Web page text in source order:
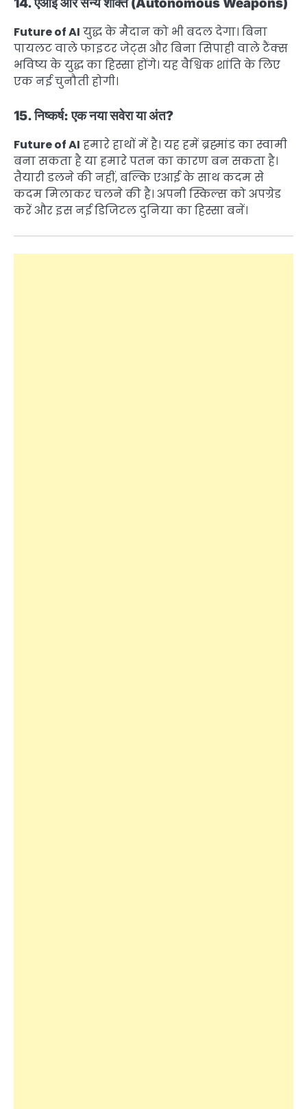
Future of AI युद्ध के मैदान को भी बदल देगा। बिना
पायलट वाले फाइटर जेट्स और बिना सिपाही वाले टैंक्स
भविष्य के युद्ध का हिस्सा होंगे। यह वैश्विक शांति के लिए
एक नई चुनौती होगी।
15. निष्कर्ष: एक नया सवेरा या अंत?
Future of AI हमारे हाथों में है। यह हमें ब्रह्मांड का स्वामी
बना सकता है या हमारे पतन का कारण बन सकता है।
तैयारी डलने की नहीं, बल्कि एआई के साथ कदम से
कदम मिलाकर चलने की है। अपनी स्किल्स को अपग्रेड
करें और इस नई डिजिटल दुनिया का हिस्सा बनें।